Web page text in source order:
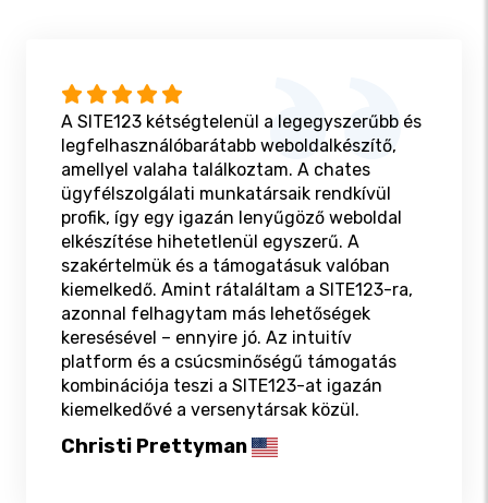
A SITE123 kétségtelenül a legegyszerűbb és
legfelhasználóbarátabb weboldalkészítő,
amellyel valaha találkoztam. A chates
ügyfélszolgálati munkatársaik rendkívül
profik, így egy igazán lenyűgöző weboldal
elkészítése hihetetlenül egyszerű. A
szakértelmük és a támogatásuk valóban
kiemelkedő. Amint rátaláltam a SITE123-ra,
azonnal felhagytam más lehetőségek
keresésével – ennyire jó. Az intuitív
platform és a csúcsminőségű támogatás
kombinációja teszi a SITE123-at igazán
kiemelkedővé a versenytársak közül.
Christi Prettyman